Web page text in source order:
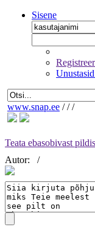
Sisene
www.snap.ee / / /
Teata ebasobivast
Autor:
/